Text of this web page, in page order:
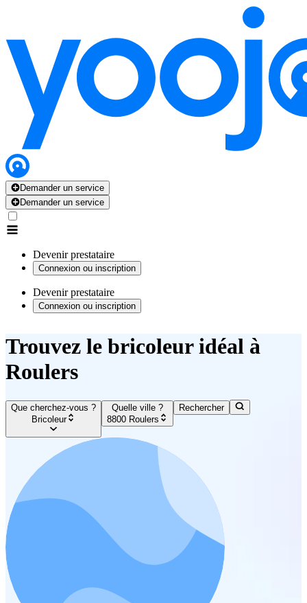
Demander un service
Demander un service
Devenir prestataire
Connexion ou inscription
Devenir prestataire
Connexion ou inscription
Trouvez le bricoleur idéal à
Roulers
Que cherchez-vous ?
Bricoleur
Quelle ville ?
8800 Roulers
Rechercher